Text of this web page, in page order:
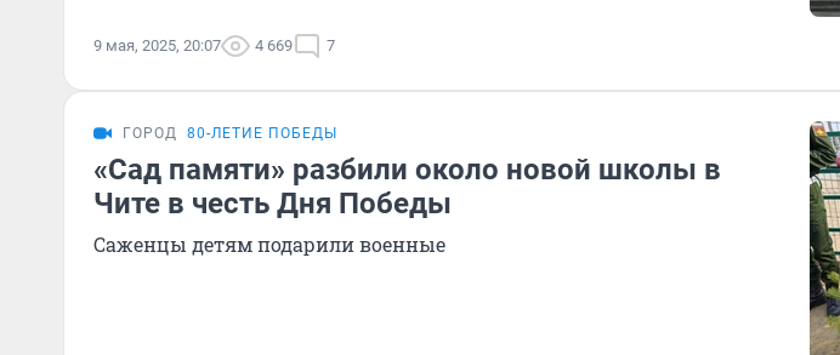
9 мая, 2025, 20:07 4 669 7
ГОРОД 80-ЛЕТИЕ ПОБЕДЫ
«Сад памяти» разбили около новой школы в
Чите в честь Дня Победы
Саженцы детям подарили военные